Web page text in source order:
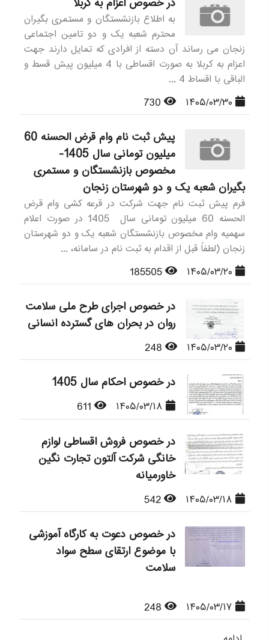
به اطلاع بازنشستگان و مستمری بگیران
محترم شعبه یک و دو تامین اجتماعی
زنجان می رساند آن دسته از افرادی که تمایل دارند جهت
اعزام به کربلا به صورت اقساطی با 4 میلیون پیش قسط و
الباقی با اقساط 4 ...
پیش ثبت نام وام قرض الحسنه 60
میلیون تومانی سال 1405-
مخصوص بازنشستگان و مستمری
بگیران شعبه یک و دو شهرستان زنجان
فرم پیش ثبت نام جهت شرکت در قرعه کشی وام قرض
الحسنه 60 میلیون تومانی سال 1405 در صورت اعلام
سهمیه وام مخصوص بازنشستگان شعبه یک و دو شهرستان
زنجان (لطفاً قبل از اقدام به ثبت نام در سامانه، ...
در خصوص اجرای طرح ملی سلامت
روان در بحران های گسترده انسانی
در خصوص احکام سال 1405
در خصوص فروش اقساطی لوازم
خانگی شرکت آلتون تجارت نگین
خاورمیانه
در خصوص دعوت به کارگاه آموزشی
با موضوع ارتقای سطح سواد
سلامت